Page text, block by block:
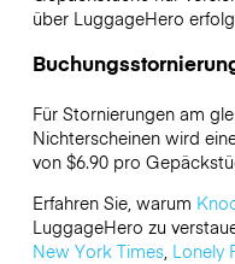
über LuggageHero
Für Stornierungen am
Nichterscheinen wird
von $6.90 pro
Erfahren Sie, warum
LuggageHero zu
New York Times, Lonely